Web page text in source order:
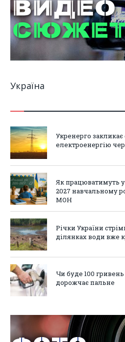
Україна
Укренерго
електроенергію
Як працюватимуть
2027 навчальному
МОН
Річки України
ділянках води вже
Чи буде 100 гривень
дорожчає пальне